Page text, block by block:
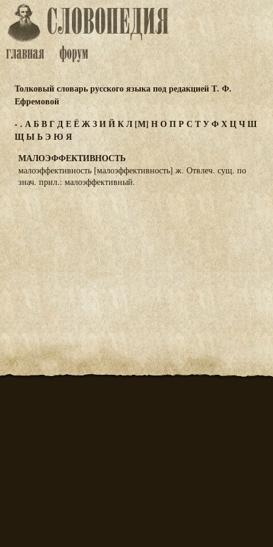
Толковый словарь русского языка под редакцией Т. Ф.
Ефремовой
- . АБВГДЕЁЖЗИЙКЛ[М] НОПРС ТУФХЦЧШ
ЩЫЬЭ ЮЯ
МАЛОЭФФЕКТИВНОСТЬ
малоэффективность [малоэффективность] ж. Отвлеч. сущ. по
знач. прил.: малоэффективный.